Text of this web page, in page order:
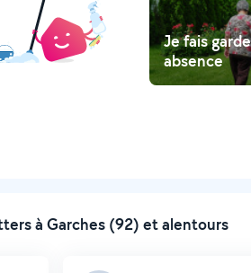
Je fais
absence
à Garches (92) et alentours